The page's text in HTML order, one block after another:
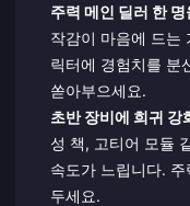
주력 메인 딜러 한
작감이 마음에 드는
릭터에 경험치를 분
쏟아부으세요.
초반 장비에 희귀 강
성 책, 고티어 모듈
속도가 느립니다.
두세요.